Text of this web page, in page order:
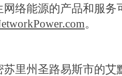
网络能源的产品和服务
。
苏里州圣路易斯市的艾